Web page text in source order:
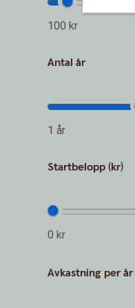
100 kr
Antal år
1 år
Startbelopp (kr)
0 kr
Avkastning per år